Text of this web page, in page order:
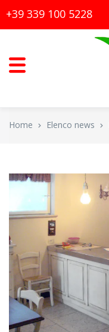
+39 339 100 5228
Home Elenco news